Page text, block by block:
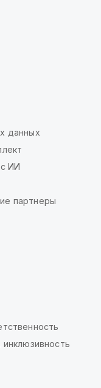
данных
ИИ
партнеры